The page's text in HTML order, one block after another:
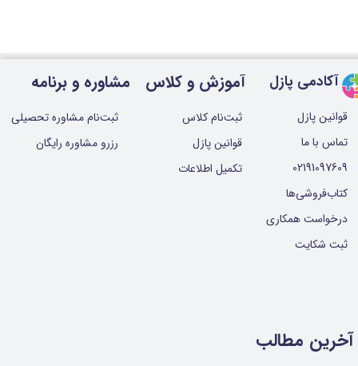
مشاوره و برنامه
ثبت‌نام مشاوره تحصیلی
رزرو مشاوره رایگان
آخرین مطالب
آموزش و کلاس
ثبت‌نام کلاس
قوانین پازل
تکمیل اطلاعات
آکادمی پازل
قوانین پازل
تماس با ما
02191097609
کتاب‌فروشی‌ها
درخواست همکاری
ثبت شکایت